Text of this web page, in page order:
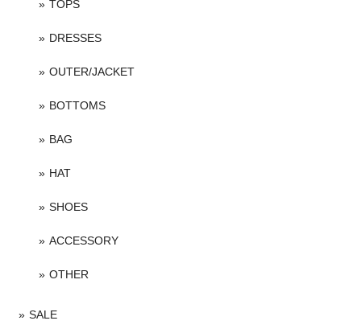
TOPS
DRESSES
OUTER/JACKET
BOTTOMS
BAG
HAT
SHOES
ACCESSORY
OTHER
SALE